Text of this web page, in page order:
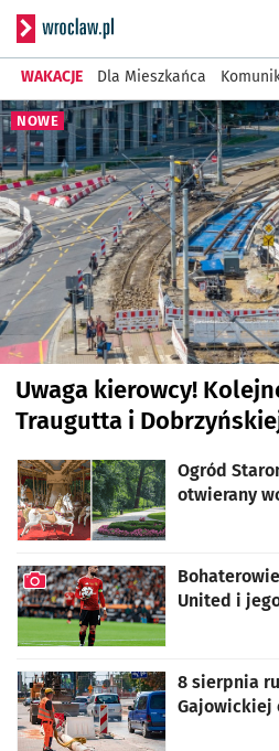
Serwis
WAKACJE Dla Mieszkańca
Najnowsze artykuły
NOWE
Uwaga kierowcy!
Traugutta i
Ogród
otwierany
United i
8 sierpnia
Gajowickiej